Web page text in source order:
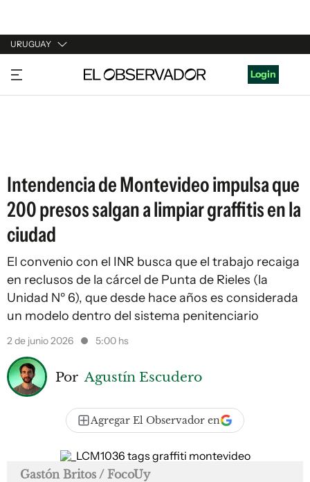
URUGUAY
URUGUAY
ARGENTINA
Login
Intendencia de Montevideo impulsa que
200 presos salgan a limpiar graffitis en la
ciudad
El convenio con el INR busca que el trabajo recaiga
en reclusos de la cárcel de Punta de Rieles (la
Unidad Nº 6), que desde hace años es considerada
un modelo dentro del sistema penitenciario
2 de junio 2026 5:00 hs
Por Agustín Escudero
Agregar El Observador en
Gastón Britos / FocoUy